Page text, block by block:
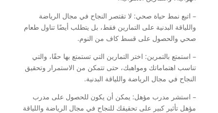
– اتبع نمط حياة صحي: لا تقتصر النجاح في مجال الرياضة
واللياقة البدنية على التمارين فقط، بل يتطلب أيضًا تناول طعام
صحي والحصول على قسط كاف من النوم.
– استمتع بالتمرين: اختر التمارين التي تستمتع بها حقًا، والتي
تناسب اهتماماتك ومواهبك، حتى تتمكن من الاستمرار وتحقيق
النجاح في مجال الرياضة واللياقة البدنية.
– استشر مدرب مؤهل: يمكن أن يكون للحصول على مدرب
مؤهل تأثير كبير على تحقيقك للنجاح في مجال الرياضة واللياقة